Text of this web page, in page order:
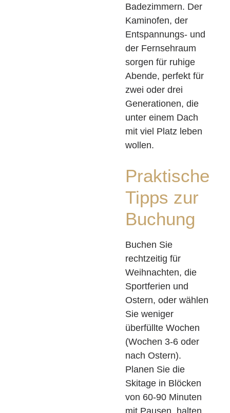
Badezimmern. Der
Kaminofen, der
Entspannungs- und
der Fernsehraum
sorgen für ruhige
Abende, perfekt für
zwei oder drei
Generationen, die
unter einem Dach
mit viel Platz leben
wollen.
Praktische
Tipps zur
Buchung
Buchen Sie
rechtzeitig für
Weihnachten, die
Sportferien und
Ostern, oder wählen
Sie weniger
überfüllte Wochen
(Wochen 3-6 oder
nach Ostern).
Planen Sie die
Skitage in Blöcken
von 60-90 Minuten